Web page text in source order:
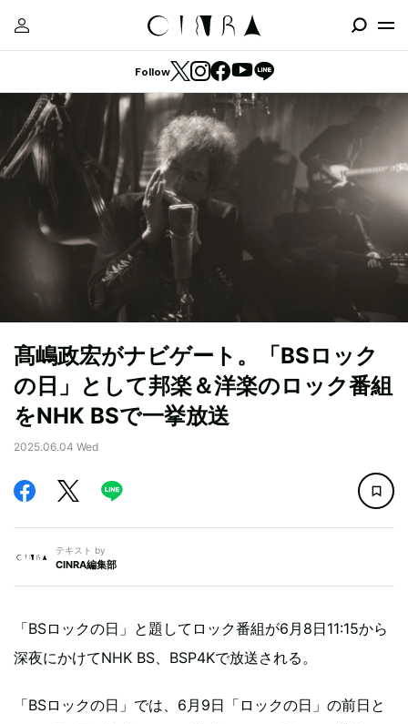
Follow
髙嶋政宏がナビゲート。「BSロック
の日」として邦楽＆洋楽のロック番組
をNHK BSで一挙放送
2025.06.04 Wed
テキスト by
CINRA編集部
「BSロックの日」と題してロック番組が6月8日11:15から
深夜にかけてNHK BS、BSP4Kで放送される。
「BSロックの日」では、6月9日「ロックの日」の前日と